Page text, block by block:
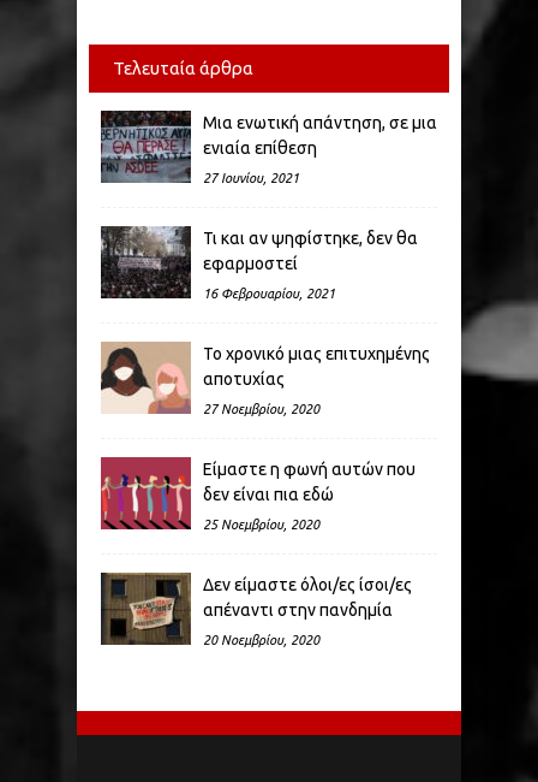
Τελευταία άρθρα
Μια ενωτική απάντηση, σε μια
ενιαία επίθεση
27 Ιουνίου, 2021
Τι και αν ψηφίστηκε, δεν θα
εφαρμοστεί
16 Φεβρουαρίου, 2021
Το χρονικό μιας επιτυχημένης
αποτυχίας
27 Νοεμβρίου, 2020
Είμαστε η φωνή αυτών που
δεν είναι πια εδώ
25 Νοεμβρίου, 2020
Δεν είμαστε όλοι/ες ίσοι/ες
απέναντι στην πανδημία
20 Νοεμβρίου, 2020